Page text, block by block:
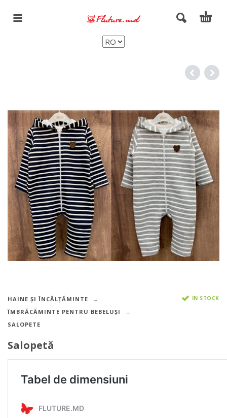
HAINE ȘI ÎNCĂLȚĂMINTE
ÎMBRĂCĂMINTE PENTRU BEBELUȘI
SALOPETE
IN STOCK
Salopetă